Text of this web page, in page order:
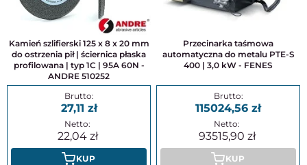
Kamień szlifierski 125 x 8 x 20 mm
do ostrzenia pił | ściernica płaska
profilowana | typ 1C | 95A 60N -
ANDRE 510252
27,11
22,04
KUP
Przecinarka taśmowa
automatyczna do metalu PTE-S
400 | 3,0 kW - FENES
115024,56
93515,90
KUP